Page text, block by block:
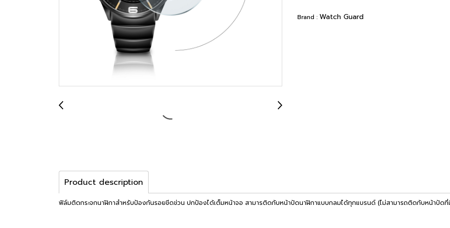
Brand : Watch Guard
Product description
ฟิล์มติดกระจกนาฬิกาสำหรับป้องกันรอยขีดข่วน ปกป้องได้เต็มหน้าจอ สามารติดกับหน้าปัดนาฬิกาแบบกลมได้ทุกแบรนด์ (ไม่สามารถติดกับหน้าปัดที่